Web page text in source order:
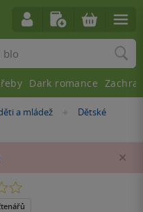
a mládež »
Dětské
Dark romance